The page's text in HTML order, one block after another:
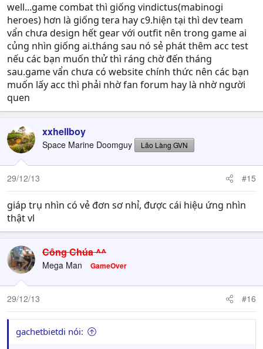
well...game combat thì giống vindictus(mabinogi
heroes) hơn là giống tera hay c9.hiện tại thì dev team
vẩn chưa design hết gear với outfit nên trong game ai
củng nhìn giống ai.tháng sau nó sẻ phát thêm acc test
nếu các bạn muốn thử thì ráng chờ đến tháng
sau.game vẩn chưa có website chính thức nên các bạn
muốn lấy acc thì phải nhờ fan forum hay là nhờ người
quen
xxhellboy
Space Marine Doomguy Lão Làng GVN
29/12/13 #15
giáp trụ nhìn có vẻ đơn sơ nhỉ, được cái hiệu ứng nhìn
thật vl
Công Chúa ^^
Mega Man GameOver
29/12/13 #16
gachetbietdi nói: